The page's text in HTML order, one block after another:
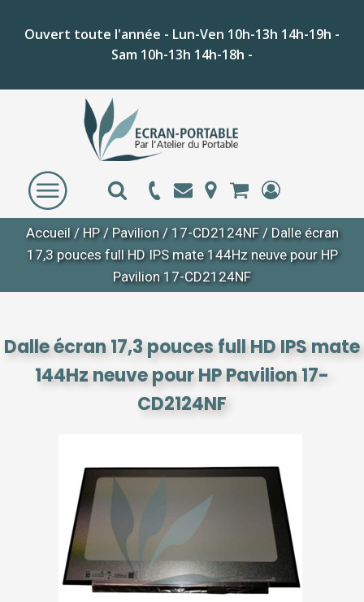
Ouvert toute l'année - Lun-Ven 10h-13h 14h-19h -
Sam 10h-13h 14h-18h -
Accueil/ HP/ Pavilion/ 17-CD2124NF/ Dalle écran
17,3 pouces full HD IPS mate 144Hz neuve pour HP
Pavilion 17-CD2124NF
Dalle écran 17,3 pouces full HD IPS mate
144Hz neuve pour HP Pavilion 17-
CD2124NF